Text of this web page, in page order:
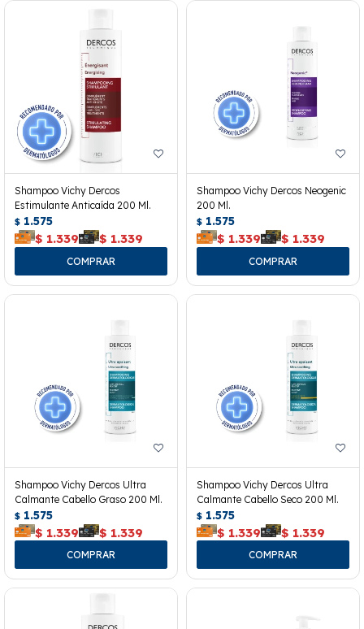
Shampoo Vichy Dercos
Estimulante Anticaída 200 Ml.
$ 1.575
$ 1.339 $ 1.339
Shampoo Vichy Dercos Neogenic
200 Ml.
$ 1.575
$ 1.339 $ 1.339
Shampoo Vichy Dercos Ultra
Calmante Cabello Graso 200 Ml.
$ 1.575
$ 1.339 $ 1.339
Shampoo Vichy Dercos Ultra
Calmante Cabello Seco 200 Ml.
$ 1.575
$ 1.339 $ 1.339